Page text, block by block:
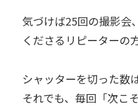
気づけば25回の撮影会
くださるリピーターの
シャッターを切った数
それでも、毎回「次こ